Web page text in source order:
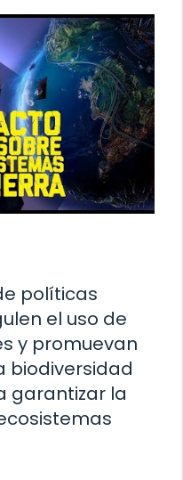
políticas
el uso de
y promuevan
biodiversidad
garantizar la